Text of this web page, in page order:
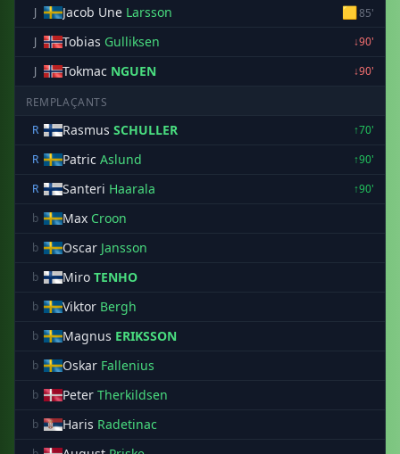
J
Jacob Une Larsson 🟨85'
J
Tobias Gulliksen
↓90'
J
Tokmac NGUEN ↓90'
REMPLAÇANTS
R
Rasmus SCHULLER
↑70'
R
Patric Aslund
↑90'
R
Santeri Haarala
↑90'
b
Max Croon
b Oscar Jansson
b Miro TENHO
b Viktor Bergh
b Magnus ERIKSSON
b Oskar Fallenius
b Peter Therkildsen
b Haris Radetinac